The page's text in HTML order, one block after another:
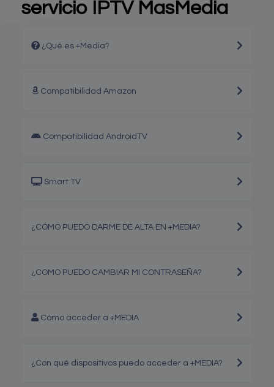
servicio IPTV MasMedia
¿Qué es +Media?
Compatibilidad Amazon
Compatibilidad AndroidTV
Smart TV
¿CÓMO PUEDO DARME DE ALTA EN +MEDIA?
¿COMO PUEDO CAMBIAR MI CONTRASEÑA?
Cómo acceder a +MEDIA
¿Con qué dispositivos puedo acceder a +MEDIA?